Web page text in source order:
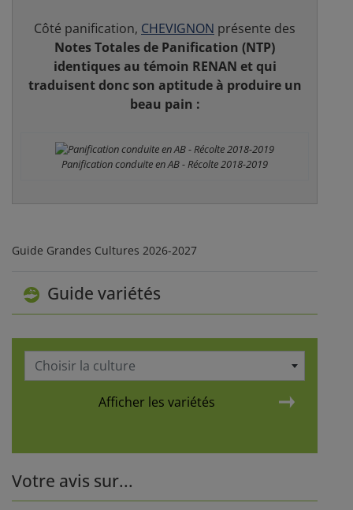
Guide Grandes Cultures 2026-2027
Guide variétés
Choisir la culture
Afficher les variétés
Votre avis sur...
Côté panification, CHEVIGNON présente des
Notes Totales de Panification (NTP)
identiques au témoin RENAN et qui
traduisent donc son aptitude à produire un
beau pain :
Panification conduite en AB - Récolte 2018-2019